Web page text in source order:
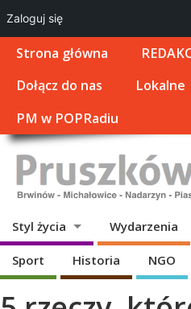
Strona główna
Dołącz do nas
Lokalne
PM w POPRadiu
Styl życia Wydarzenia
Sport Historia NGO
Zaloguj się